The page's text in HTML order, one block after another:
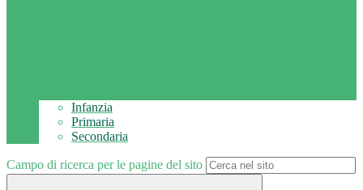
Infanzia
Primaria
Secondaria
Campo di ricerca per le pagine del sito